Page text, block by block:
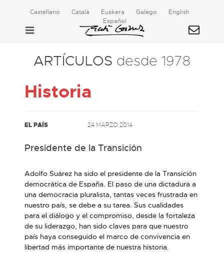
Castellano Català Euskera Galego
English
Español
ARTÍCULOS desde 1978
Historia
EL PAÍS 24 MARZO 2014
Presidente de la Transición
Adolfo Suárez ha sido el presidente de la Transición
democrática de España. El paso de una dictadura a
una democracia pluralista, tantas veces frustrada en
nuestro país, se debe a su tarea. Sus cualidades
para el diálogo y el compromiso, desde la fortaleza
de su liderazgo, han sido claves para que nuestro
país haya conseguido el marco de convivencia en
libertad más importante de nuestra historia.